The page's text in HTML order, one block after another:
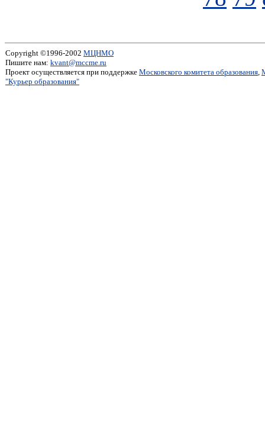
Copyright ©1996-2002 МЦНМО
Пишите нам: kvant@mccme.ru
Проект осуществляется при поддержке Московского комитета образования,
"Курьер образования"